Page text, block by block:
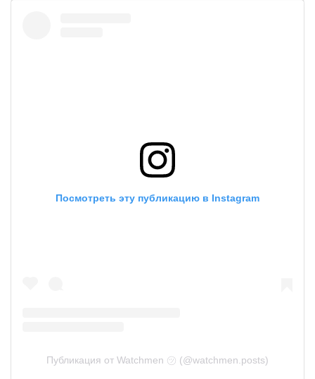
Посмотреть эту публикацию в Instagram
Публикация от Watchmen ㋡ (@watchmen.posts)